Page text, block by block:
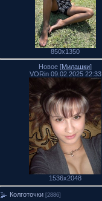
850x1350
Новое [Милашки]
VORin 09.02.2025 22:33
1536x2048
Колготочки [2886]